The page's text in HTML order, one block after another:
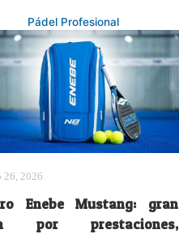
Pádel Profesional
26, 2026
Enebe Mustang: gran
por prestaciones,